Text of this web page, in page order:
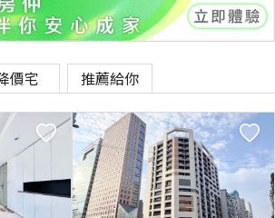
價宅 推薦給你